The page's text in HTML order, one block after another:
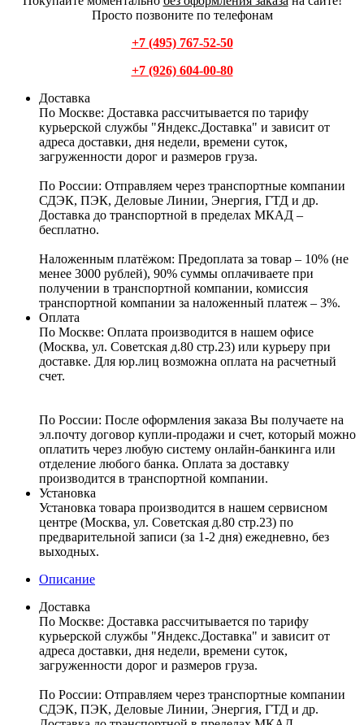
Просто позвоните по телефонам
+7 (495) 767-52-50
+7 (926) 604-00-80
Доставка
По Москве: Доставка рассчитывается по тарифу
курьерской службы "Яндекс.Доставка" и зависит от
адреса доставки, дня недели, времени суток,
загруженности дорог и размеров груза.
По России: Отправляем через транспортные компании
СДЭК, ПЭК, Деловые Линии, Энергия, ГТД и др.
Доставка до транспортной в пределах МКАД –
бесплатно.
Наложенным платёжом: Предоплата за товар – 10% (не
менее 3000 рублей), 90% суммы оплачиваете при
получении в транспортной компании, комиссия
транспортной компании за наложенный платеж – 3%.
Оплата
По Москве: Оплата производится в нашем офисе
(Москва, ул. Советская д.80 стр.23) или курьеру при
доставке. Для юр.лиц возможна оплата на расчетный
счет.
По России: После оформления заказа Вы получаете на
эл.почту договор купли-продажи и счет, который можно
оплатить через любую систему онлайн-банкинга или
отделение любого банка. Оплата за доставку
производится в транспортной компании.
Установка
Установка товара производится в нашем сервисном
центре (Москва, ул. Советская д.80 стр.23) по
предварительной записи (за 1-2 дня) ежедневно, без
выходных.
Описание
Доставка
По Москве: Доставка рассчитывается по тарифу
курьерской службы "Яндекс.Доставка" и зависит от
адреса доставки, дня недели, времени суток,
загруженности дорог и размеров груза.
По России: Отправляем через транспортные компании
СДЭК, ПЭК, Деловые Линии, Энергия, ГТД и др.